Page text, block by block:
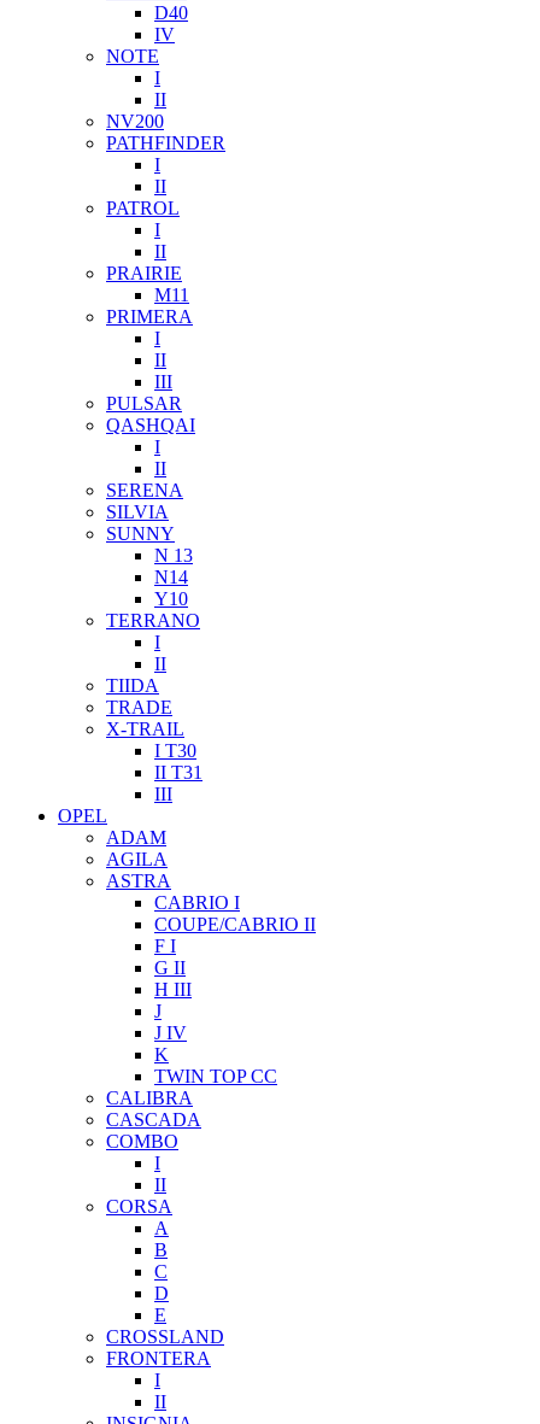
D40
IV
NOTE
I
II
NV200
PATHFINDER
I
II
PATROL
I
II
PRAIRIE
M11
PRIMERA
I
II
III
PULSAR
QASHQAI
I
II
SERENA
SILVIA
SUNNY
N 13
N14
Y10
TERRANO
I
II
TIIDA
TRADE
X-TRAIL
I T30
II T31
III
OPEL
ADAM
AGILA
ASTRA
CABRIO I
COUPE/CABRIO II
F I
G II
H III
J
J IV
K
TWIN TOP CC
CALIBRA
CASCADA
COMBO
I
II
CORSA
A
B
C
D
E
CROSSLAND
FRONTERA
I
II